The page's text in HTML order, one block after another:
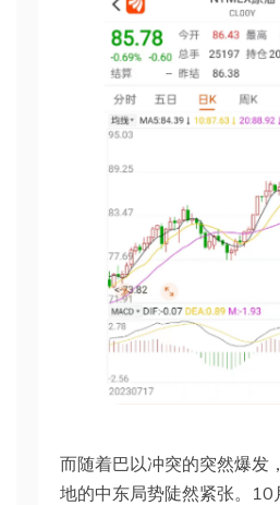
而随着巴以冲突的突然爆发
地的中东局势陡然紧张。10